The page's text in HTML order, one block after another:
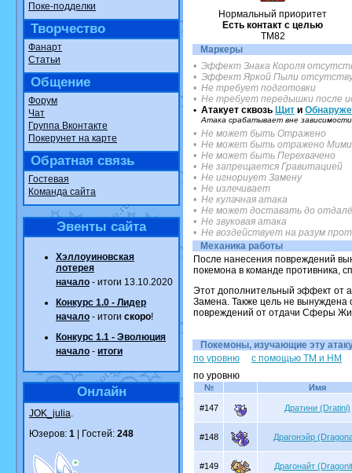
Поке-подделки
Творчество
Фанарт
Статьи
Общение
Форум
Чат
Группа Вконтакте
Покерунет на карте
Обратная связь
Гостевая
Команда сайта
Эвенты сайта
Хэллоуиновская
лотерея
начало - итоги 13.10.2020
Конкурс 1.0 - Лидер
начало - итоги скоро!
Конкурс 1.1 - Эволюция
начало - итоги
Онлайн
JOK_julia.
Юзеров: 1 | Гостей: 248
Нормальный приоритет
Есть контакт с целью
TM82
Маркеры
• Эффект Знака Короля
• Эффект Яркой Пыли
• Не требует подготовки
• Не требует передышки после
• Атакует сквозь Щит и
Атака срабатывает вне
• Не может быть Отражено
• Не может быть отражено
• Не может быть Перехвачено
• Не запрещается Гравитацией
• Не игнориует Замену
• Не излечивает
• Не кулачная атака
• Не может доставать до
• Не звуковая атака
• Не воздействует на разум
Механика работы
После нанесения повреждений
покемона в команде противника,
Этот дополнительный эффект от
Замена. Также цель не вынуждена
повреждений от отдачи Сферы
Покемоны, изучающие эту
по уровню
с помощью TM и HM
по уровню
№ Имя
#147 Дратини (Dratini)
#148 Драгонэйр
#149 Драгонайт